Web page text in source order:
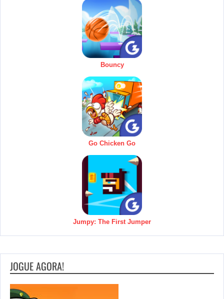
Bouncy
Go Chicken Go
Jumpy: The First Jumper
JOGUE AGORA!